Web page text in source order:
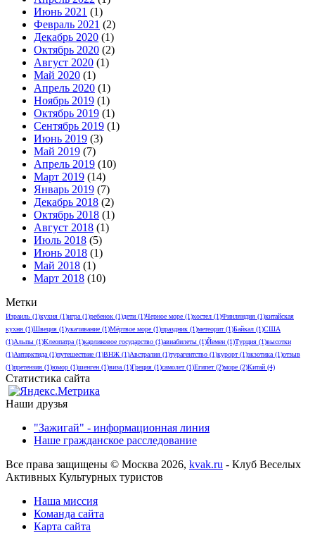
Июнь 2021 (1)
Февраль 2021 (2)
Декабрь 2020 (1)
Октябрь 2020 (2)
Август 2020 (1)
Май 2020 (1)
Апрель 2020 (1)
Ноябрь 2019 (1)
Октябрь 2019 (1)
Сентябрь 2019 (1)
Июнь 2019 (3)
Май 2019 (7)
Апрель 2019 (10)
Март 2019 (14)
Январь 2019 (7)
Декабрь 2018 (2)
Октябрь 2018 (1)
Август 2018 (1)
Июль 2018 (5)
Июнь 2018 (1)
Май 2018 (1)
Март 2018 (10)
Метки
Израиль (1)кухня (1)игра (1)ребенок (1)дети (1)Черное море (1)хостел (1)Финляндия (1)китайская
кухня (1)Швеция (1)укачивание (1)Мёртвое море (1)праздник (1)метеорит(1)Байкал (1)США
(1)Альпы (1)Клеопатра (1)карликовое государство (1)авиабилеты (1)Йемен (1)Турция (1)высотки
(1)Антарктида (1)путешествие (1)ВНЖ (1)Австралия (1)турагентство (1)курорт(1)экзотика (1)отзыв
(1)претензия (1)юмор (1)шенген (1)виза (1)Греция (1)самолет(1)Египет(2)море (2)Китай (4)
Статистика сайта
Наши друзья
"Зажигай" - информационная линия
Наше гражданское расследование
Все права защищены © Москва 2026, kvak.ru - Клуб Веселых
Активных Культурных туристов
Наша миссия
Команда сайта
Карта сайта